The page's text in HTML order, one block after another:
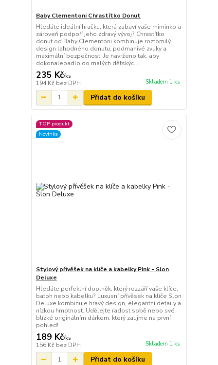
Baby Clementoni Chrastítko Donut
Hledáte ideální hračku, která zabaví vaše miminko a
zároveň podpoří jeho zdravý vývoj? Chrastítko
donut od Baby Clementoni kombinuje roztomilý
design lahodného donutu, podmanivé zvuky a
maximální bezpečnost. Je navrženo tak, aby
dokonalepadlo do malých dětskýc...
235 Kč/ks
194 Kč bez DPH Skladem 1 ks
Přidat do košíku
TOP produkt
Novinka
Stylový přívěšek na klíče a kabelky Pink - Slon
Deluxe
Hledáte perfektní doplněk, který rozzáří vaše klíče,
batoh nebo kabelku? Luxusní přívěsek na klíče Slon
Deluxe kombinuje hravý design, elegantní detaily a
nízkou hmotnost. Udělejte radost sobě nebo své
blízké originálním dárkem, který zaujme na první
pohled!
189 Kč/ks
156 Kč bez DPH Skladem 1 ks
Přidat do košíku